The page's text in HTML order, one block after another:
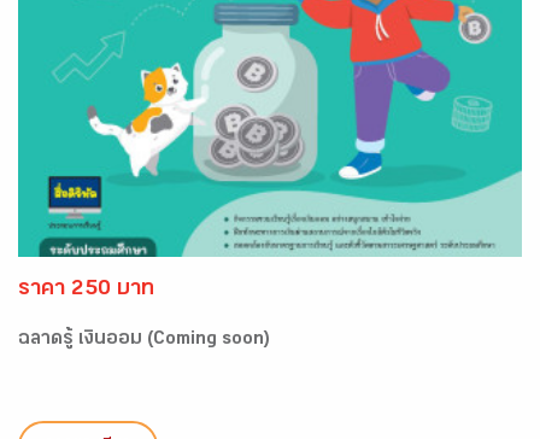
ราคา 250 บาท
ฉลาดรู้ เงินออม (Coming soon)